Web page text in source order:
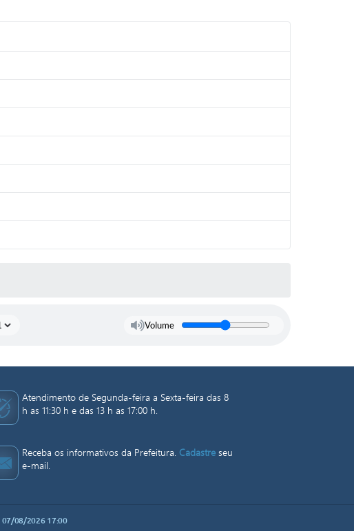
Volume
Atendimento de Segunda-feira a Sexta-feira das 8
h as 11:30 h e das 13 h as 17:00 h.
Receba os informativos da Prefeitura. Cadastreseu
e-mail.
07/08/2026 17:00